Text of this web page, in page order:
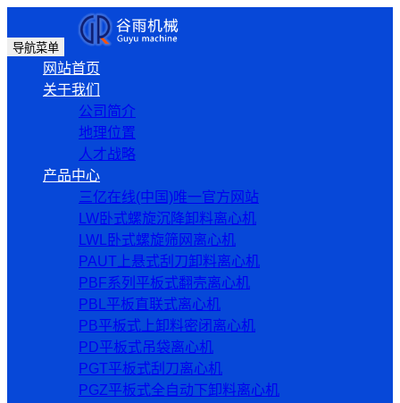
导航菜单
网站首页
关于我们
公司简介
地理位置
人才战略
产品中心
三亿在线(中国)唯一官方网站
LW卧式螺旋沉降卸料离心机
LWL卧式螺旋筛网离心机
PAUT上悬式刮刀卸料离心机
PBF系列平板式翻壳离心机
PBL平板直联式离心机
PB平板式上卸料密闭离心机
PD平板式吊袋离心机
PGT平板式刮刀离心机
PGZ平板式全自动下卸料离心机